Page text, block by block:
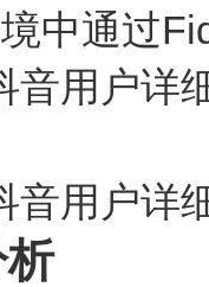
中通过